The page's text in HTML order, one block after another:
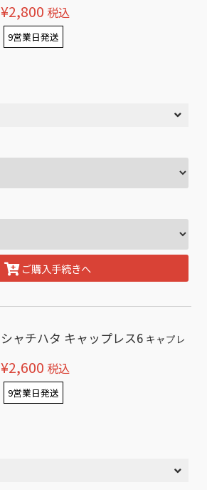
¥2,800 税込
9営業日発送
ご購入手続きへ
シャチハタ キャップレス6 キャプレ
¥2,600 税込
9営業日発送